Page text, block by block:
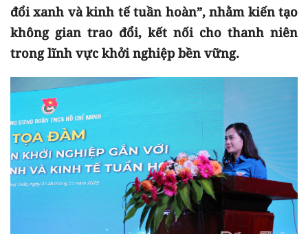
đổi xanh và kinh tế tuần hoàn”, nhằm kiến tạo
không gian trao đổi, kết nối cho thanh niên
trong lĩnh vực khởi nghiệp bền vững.